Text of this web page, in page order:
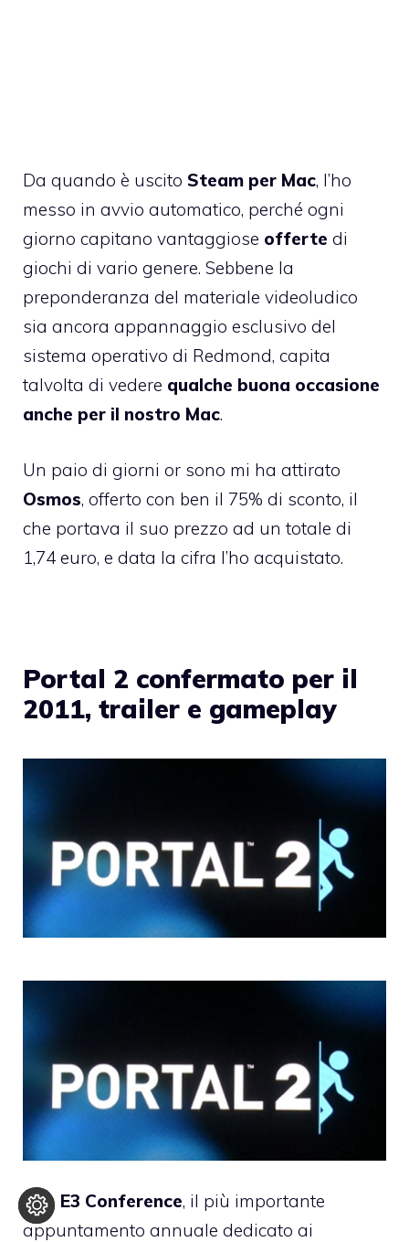
Da quando è uscito Steam per Mac, l’ho
messo in avvio automatico, perché ogni
giorno capitano vantaggiose offerte di
giochi di vario genere. Sebbene la
preponderanza del materiale videoludico
sia ancora appannaggio esclusivo del
sistema operativo di Redmond, capita
talvolta di vedere qualche buona occasione
anche per il nostro Mac.
Un paio di giorni or sono mi ha attirato
Osmos, offerto con ben il 75% di sconto, il
che portava il suo prezzo ad un totale di
1,74 euro, e data la cifra l’ho acquistato.
Portal 2 confermato per il
2011, trailer e gameplay
Alla E3 Conference, il più importante
appuntamento annuale dedicato ai